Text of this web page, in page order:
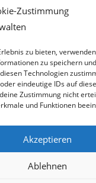
Zustimmung
zu bieten,
zu speichern
Technologien
eindeutige IDs auf
Zustimmung nicht
und Funktionen
Akzeptieren
Ablehnen
Davidson,